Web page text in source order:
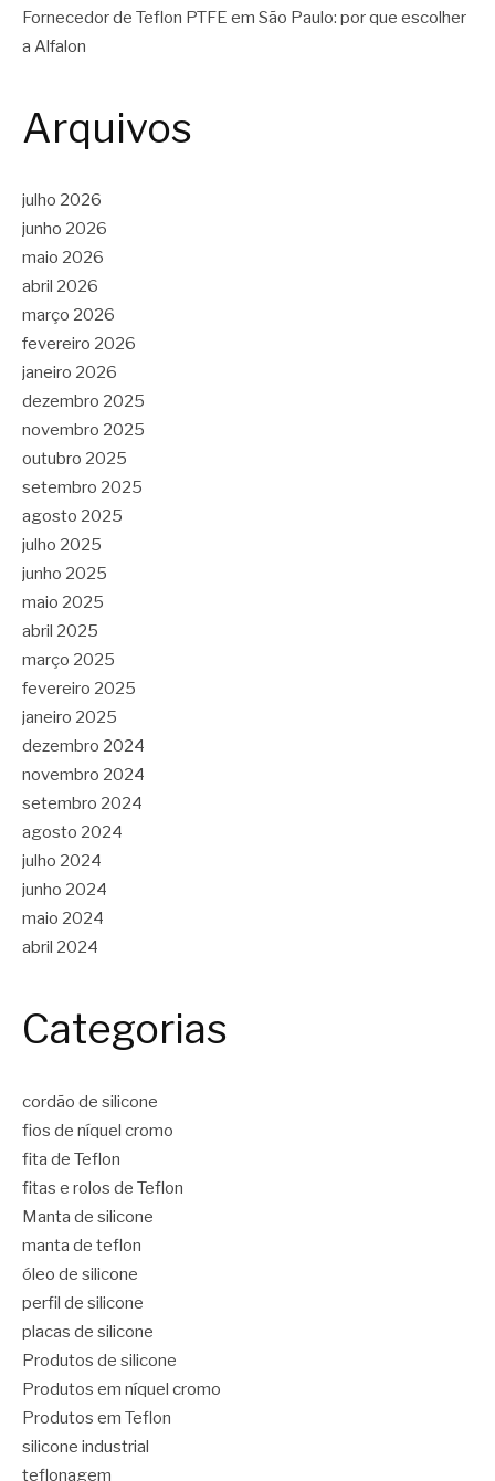
Fornecedor de Teflon PTFE em São Paulo: por que escolher
a Alfalon
Arquivos
julho 2026
junho 2026
maio 2026
abril 2026
março 2026
fevereiro 2026
janeiro 2026
dezembro 2025
novembro 2025
outubro 2025
setembro 2025
agosto 2025
julho 2025
junho 2025
maio 2025
abril 2025
março 2025
fevereiro 2025
janeiro 2025
dezembro 2024
novembro 2024
setembro 2024
agosto 2024
julho 2024
junho 2024
maio 2024
abril 2024
Categorias
cordão de silicone
fios de níquel cromo
fita de Teflon
fitas e rolos de Teflon
Manta de silicone
manta de teflon
óleo de silicone
perfil de silicone
placas de silicone
Produtos de silicone
Produtos em níquel cromo
Produtos em Teflon
silicone industrial
teflonagem